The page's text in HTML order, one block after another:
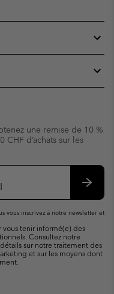
une remise de 10 %
d’achats sur les
vous inscrivez à notre newsletter et
vous tenir informé(e) des
Consultez notre
sur notre traitement des
et sur les moyens dont